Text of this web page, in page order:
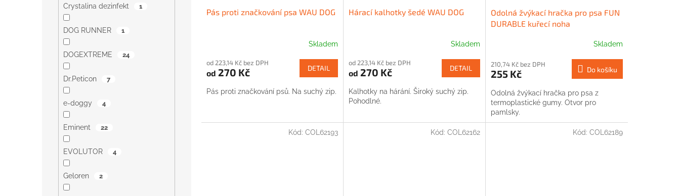
Crystalina dezinfekt 1
DOG RUNNER 1
DOGEXTREME 24
Dr.Peticon 7
e-doggy 4
Eminent 22
EVOLUTOR 4
Geloren 2
Pás proti značkování psa WAU DOG
Skladem
od 223,14 Kč bez DPH
od 270 Kč DETAIL
Pás proti značkování psů. Na suchý zip.
Hárací kalhotky šedé WAU DOG
Skladem
od 223,14 Kč bez DPH
od 270 Kč DETAIL
Kalhotky na hárání. Široký suchý zip.
Pohodlné.
Odolná žvýkací hračka pro psa FUN
DURABLE kuřecí noha
Skladem
210,74 Kč bez DPH
255 Kč Do košíku
Odolná žvýkací hračka pro psa z
termoplastické gumy. Otvor pro
pamlsky.
Kód: COL62193 Kód: COL62162 Kód: COL62189